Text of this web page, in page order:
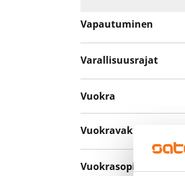
Vapautuminen
Varallisuusrajat
Vuokra
Vuokravakuus
Vuokrasopimus